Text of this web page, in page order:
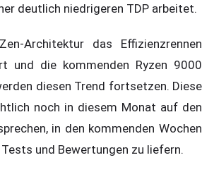
deutlich niedrigeren TDP arbeitet.
Architektur das Effizienzrennen
und die kommenden Ryzen 9000
diesen Trend fortsetzen. Diese
noch in diesem Monat auf den
in den kommenden Wochen
und Bewertungen zu liefern.